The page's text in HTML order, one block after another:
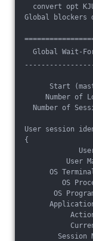
convert opt
Global
Global Wait-
Victim :
Start
Number of
Number of
User session
{
User
User
OS Terminal
OS Process
OS Program
Application
Action Name
Current SQL :
Session